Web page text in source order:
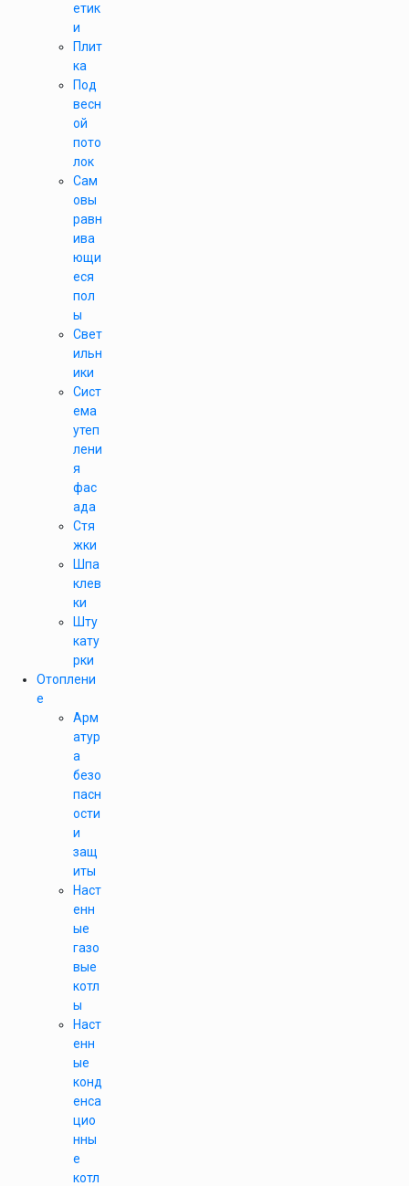
етик
и
Плит
ка
Под
весн
ой
пото
лок
Сам
овы
равн
ива
ющи
еся
пол
ы
Свет
ильн
ики
Сист
ема
утеп
лени
я
фас
ада
Стя
жки
Шпа
клев
ки
Шту
кату
рки
Отоплени
е
Арм
атур
а
безо
пасн
ости
и
защ
иты
Наст
енн
ые
газо
вые
котл
ы
Наст
енн
ые
конд
енса
цио
нны
е
котл